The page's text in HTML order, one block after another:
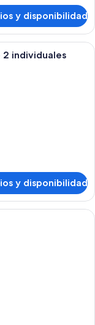
y disponibilidad
hotel con cama,
2 individuales
y disponibilidad
una mesa y sillas, un